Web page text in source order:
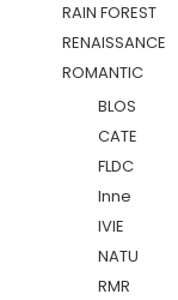
RAIN FOREST
RENAISSANCE
ROMANTIC
BLOS
CATE
FLDC
Inne
IVIE
NATU
RMR